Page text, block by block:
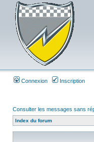
Connexion Inscription
Consulter les messages sans
Index du forum